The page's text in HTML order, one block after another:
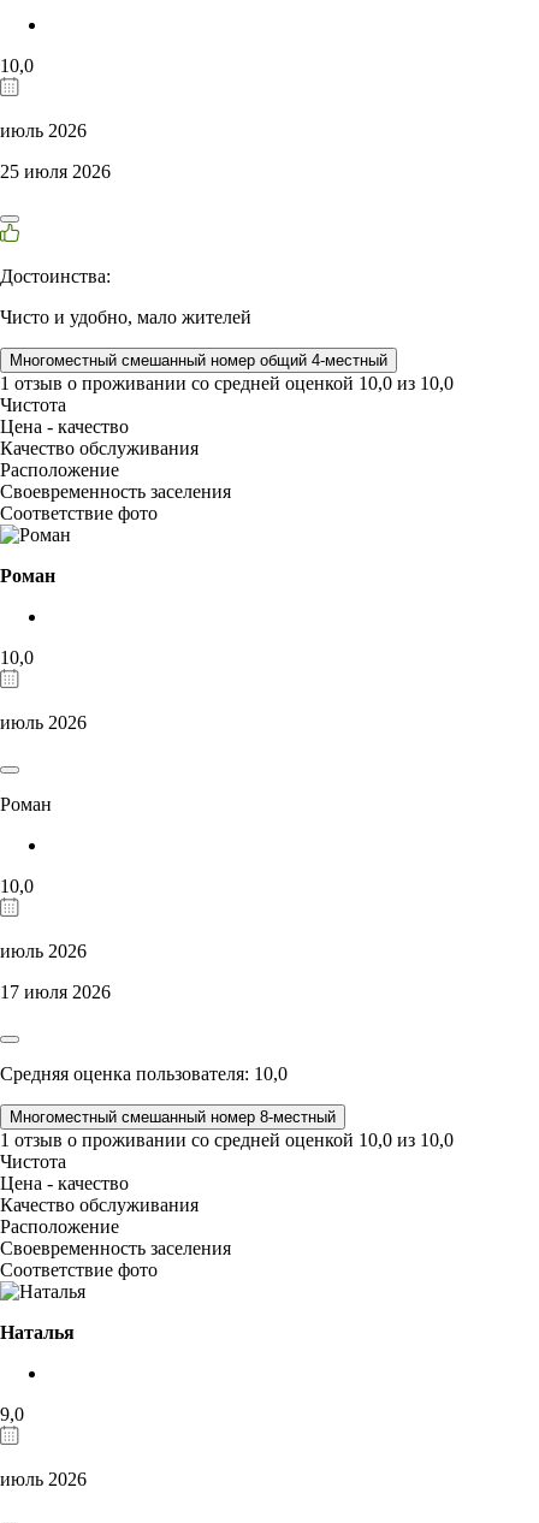
10,0
июль 2026
25 июля 2026
Достоинства:
Чисто и удобно, мало жителей
Многоместный смешанный номер общий 4-местный
1 отзыв о проживании со средней оценкой 10,0 из 10,0
Чистота
Цена - качество
Качество обслуживания
Расположение
Своевременность заселения
Соответствие фото
Роман
10,0
июль 2026
Роман
10,0
июль 2026
17 июля 2026
Средняя оценка пользователя: 10,0
Многоместный смешанный номер 8-местный
1 отзыв о проживании со средней оценкой 10,0 из 10,0
Чистота
Цена - качество
Качество обслуживания
Расположение
Своевременность заселения
Соответствие фото
Наталья
9,0
июль 2026